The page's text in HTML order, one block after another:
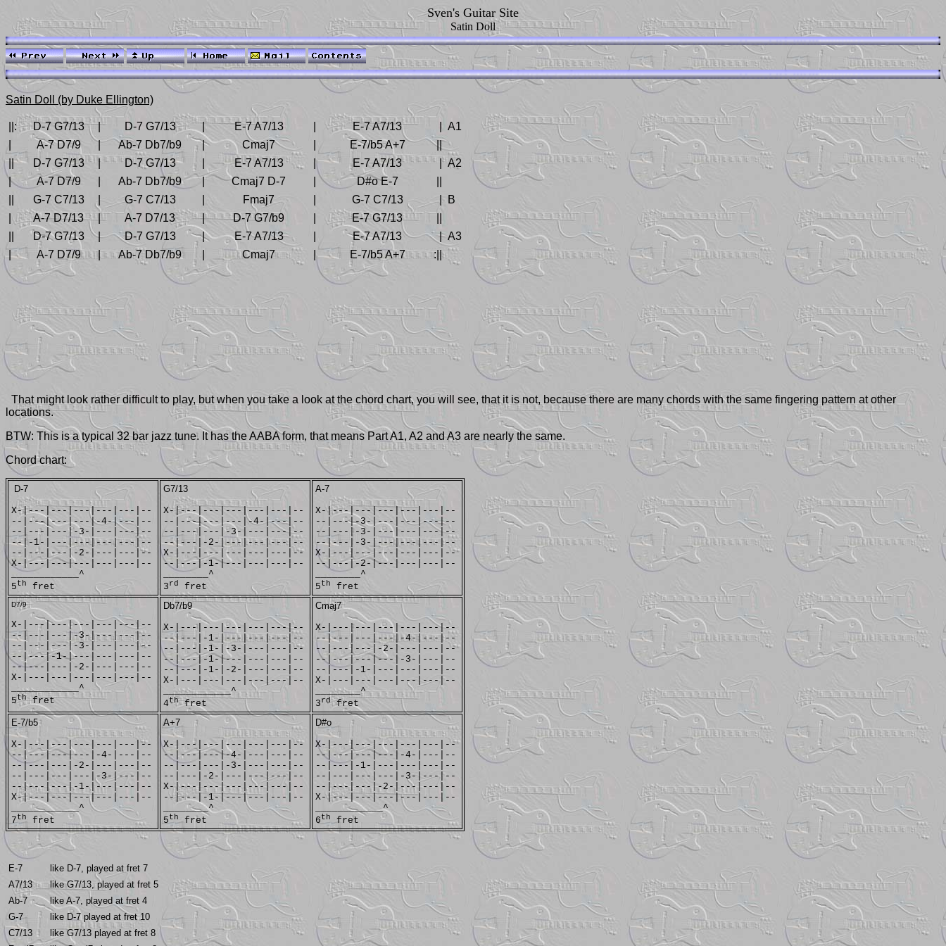
Sven's Guitar Site
Satin Doll
Satin Doll (by Duke Ellington)
||: D-7 G7/13 | D-7 G7/13 | E-7 A7/13 E-7 A7/13
A1
A-7 D7/9 | Ab-7 Db7/b9 | Cmaj7 E-7/b5 A+7
||
||
D-7 G7/13 | D-7 G7/13 E-7 A7/13 E-7 A7/13
A2
|
A-7 D7/9 Ab-7 Db7/b9 | Cmaj7 D-7 D#o E-7
G-7 C7/13 G-7 C7/13 Fmaj7 G-7 C7/13
B
A-7 D7/13 | A-7 D7/13 | D-7 G7/b9 E-7 G7/13
D-7 G7/13 | D-7 G7/13 | E-7 A7/13 E-7 A7/13 | A3
|
A-7 D7/9 | Ab-7 Db7/b9 Cmaj7 E-7/b5 A+7 :||
That might look rather difficult to play, but when you take a look at the chord chart, you will see, that it is not, because there are many chords with the same fingering pattern at other
locations.
BTW: This is a typical 32 bar jazz tune. It has the AABA form, that means Part A1, A2 and A3 are nearly the same.
Chord chart:
D-7
X-|---|---|---|---|---|--
--|---|---|---|-4-|---|--
--|---|---|-3-|---|---|--
--|-1-|---|---|---|---|--
--|---|---|-2-|---|---|--
X-|---|---|---|---|---|--
____________^
5th fret
G7/13
X-|---|---|---|---|---|--
--|---|---|---|-4-|---|--
--|---|---|-3-|---|---|--
--|---|-2-|---|---|---|--
X-|---|---|---|---|---|--
--|---|-1-|---|---|---|--
________^
3rd fret
A-7
X-|---|---|---|---|---|--
--|---|-3-|---|---|---|--
--|---|-3-|---|---|---|--
--|---|-3-|---|---|---|--
X-|---|---|---|---|---|--
--|---|-2-|---|---|---|--
________^
5th fret
D7/9
X-|---|---|---|---|---|--
--|---|---|-3-|---|---|--
--|---|---|-3-|---|---|--
--|---|-1-|---|---|---|--
--|---|---|-2-|---|---|--
X-|---|---|---|---|---|--
____________^
5thfret
Db7/b9
X-|---|---|---|---|---|--
--|---|-1-|---|---|---|--
--|---|-1-|-3-|---|---|--
--|---|-1-|---|---|---|--
--|---|-1-|-2-|---|---|--
X-|---|---|---|---|---|--
____________^
4thfret
Cmaj7
X-|---|---|---|---|---|--
--|---|---|---|-4-|---|--
--|---|---|-2-|---|---|--
--|---|---|---|-3-|---|--
--|---|-1-|---|---|---|--
X-|---|---|---|---|---|--
________^
3rdfret
E-7/b5
X-|---|---|---|---|---|--
--|---|---|---|-4-|---|--
--|---|---|-2-|---|---|--
--|---|---|---|-3-|---|--
--|---|---|-1-|---|---|--
X-|---|---|---|---|---|--
____________^
7th fret
A+7
X-|---|---|---|---|---|--
--|---|---|-4-|---|---|--
--|---|---|-3-|---|---|--
--|---|-2-|---|---|---|--
X-|---|---|---|---|---|--
--|---|-1-|---|---|---|--
________^
5thfret
D#o
X-|---|---|---|---|---|--
--|---|---|---|-4-|---|--
--|---|-1-|---|---|---|--
--|---|---|---|-3-|---|--
--|---|---|-2-|---|---|--
X-|---|---|---|---|---|--
____________^
6th fret
E-7
like D-7, played at fret 7
A7/13
like G7/13, played at fret 5
Ab-7
like A-7, played at fret 4
G-7
like D-7 played at fret 10
C7/13
like G7/13 played at fret 8